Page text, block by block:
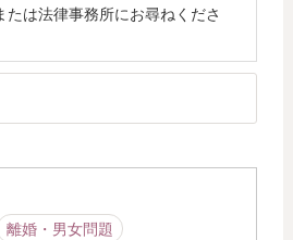
たは法律事務所にお尋ねくださ
離婚・男女問題